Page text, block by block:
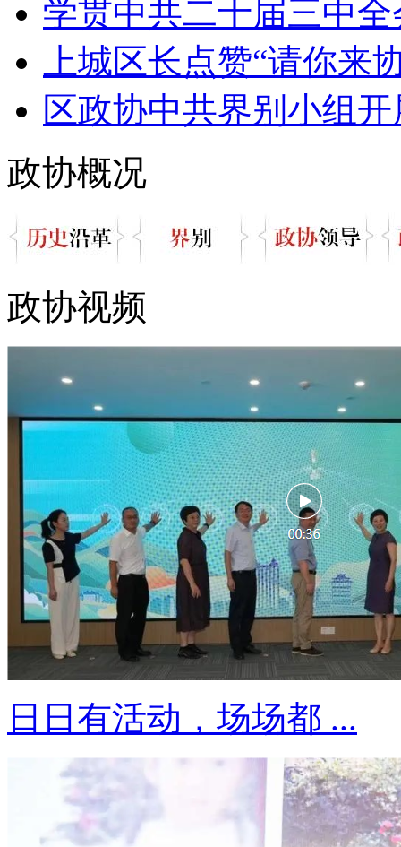
学贯中共二十届三中
上城区长点赞“请你来
区政协中共界别小组
政协概况
政协视频
日日有活动，场场都 ...